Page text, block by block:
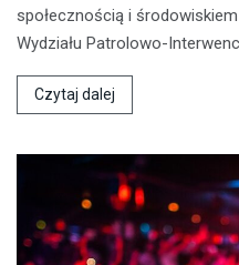
społecznością i
Wydziału Patrolowo-
Czytaj dalej